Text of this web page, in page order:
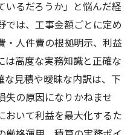
いるだろうか」と悩んだ経
では、工事金額ごとに定め
・人件費の根拠明示、利益
は高度な実務知識と正確な
見積や曖昧な内訳は、下
失の原因になりかねませ
おいて利益を最大化するた